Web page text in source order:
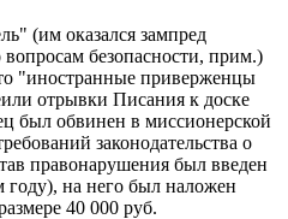
(им оказался зампред
вопросам безопасности, прим.)
"иностранные приверженцы
отрывки Писания к доске
был обвинен в миссионерской
законодательства о
правонарушения был введен
на него был наложен
40 000 руб.